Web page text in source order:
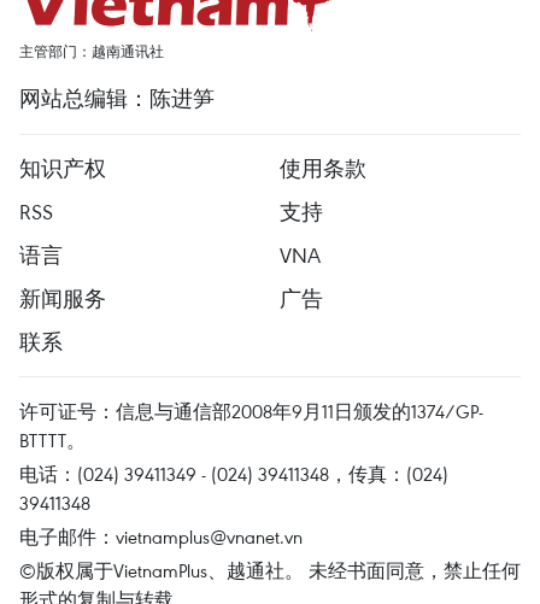
主管部门：越南通讯社
网站总编辑：陈进笋
知识产权
使用条款
RSS
支持
语言
VNA
新闻服务
广告
联系
许可证号：信息与通信部2008年9月11日颁发的1374/GP-
BTTTT。
电话：(024) 39411349 - (024) 39411348，传真：(024)
39411348
电子邮件： vietnamplus@vnanet.vn
©版权属于VietnamPlus、越通社。 未经书面同意，禁止任何